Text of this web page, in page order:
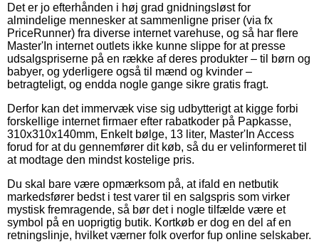
Det er jo efterhånden i høj grad gnidningsløst for
almindelige mennesker at sammenligne priser (via fx
PriceRunner) fra diverse internet varehuse, og så har flere
Master'In internet outlets ikke kunne slippe for at presse
udsalgspriserne på en række af deres produkter – til børn og
babyer, og yderligere også til mænd og kvinder –
betragteligt, og endda nogle gange sikre gratis fragt.
Derfor kan det immervæk vise sig udbytterigt at kigge forbi
forskellige internet firmaer efter rabatkoder på Papkasse,
310x310x140mm, Enkelt bølge, 13 liter, Master'In Access
forud for at du gennemfører dit køb, så du er velinformeret til
at modtage den mindst kostelige pris.
Du skal bare være opmærksom på, at ifald en netbutik
markedsfører bedst i test varer til en salgspris som virker
mystisk fremragende, så bør det i nogle tilfælde være et
symbol på en uoprigtig butik. Kortkøb er dog en del af en
retningslinje, hvilket værner folk overfor fup online selskaber.